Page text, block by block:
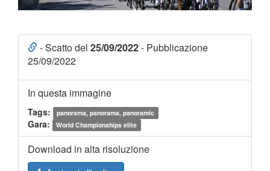
- Scatto del 25/09/2022- Pubblicazione
25/09/2022
In questa immagine
Tags: panorama, panorama, panoramic
Gara: World Championships elite
Download in alta risoluzione